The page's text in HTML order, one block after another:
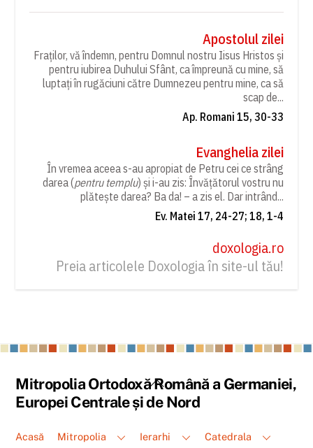
Apostolul zilei
Fraților, vă îndemn, pentru Domnul nostru Iisus Hristos și
pentru iubirea Duhului Sfânt, ca împreună cu mine, să
luptați în rugăciuni către Dumnezeu pentru mine, ca să
scap de...
Ap. Romani 15, 30-33
Evanghelia zilei
În vremea aceea s-au apropiat de Petru cei ce strâng
darea (pentru templu) și i-au zis: Învățătorul vostru nu
plătește darea? Ba da! – a zis el. Dar intrând...
Ev. Matei 17, 24-27; 18, 1-4
doxologia.ro
Preia articolele Doxologia în site-ul tău!
Back
To
Mitropolia Ortodoxă Română a Germaniei,
Europei Centrale și de Nord
Acasă Mitropolia Ierarhi Catedrala